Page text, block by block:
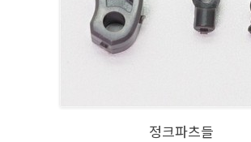
정크파츠들